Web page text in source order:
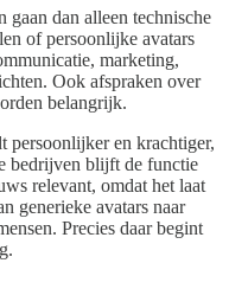
gaan dan alleen technische
of persoonlijke avatars
marketing,
Ook afspraken over
belangrijk.
en krachtiger,
bedrijven blijft de functie
relevant, omdat het laat
generieke avatars naar
Precies daar begint